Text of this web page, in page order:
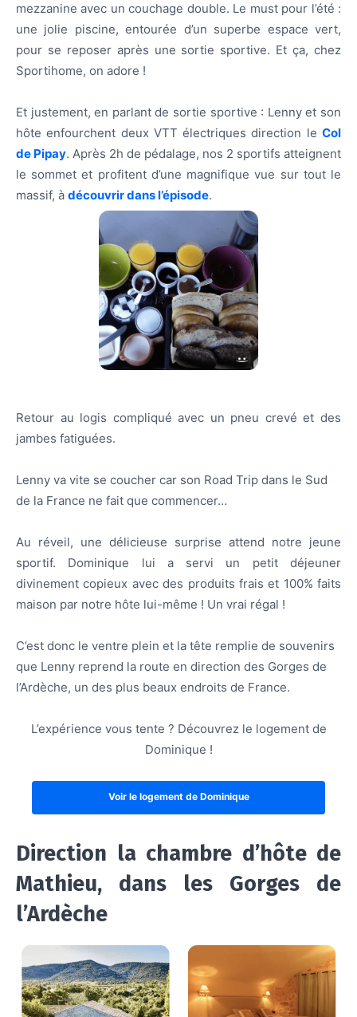
mezzanine avec un couchage double. Le must pour l’été :
une jolie piscine, entourée d’un superbe espace vert,
pour se reposer après une sortie sportive. Et ça, chez
Sportihome, on adore !
Et justement, en parlant de sortie sportive : Lenny et son
hôte enfourchent deux VTT électriques direction le Col
de Pipay. Après 2h de pédalage, nos 2 sportifs atteignent
le sommet et profitent d’une magnifique vue sur tout le
massif, à découvrir dansl’épisode.
Retour au logis compliqué avec un pneu crevé et des
jambes fatiguées.
Lenny va vite se coucher car son Road Trip dans le Sud
de la France ne fait que commencer…
Au réveil, une délicieuse surprise attend notre jeune
sportif. Dominique lui a servi un petit déjeuner
divinement copieux avec des produits frais et 100% faits
maison par notre hôte lui-même ! Un vrai régal !
C’est donc le ventre plein et la tête remplie de souvenirs
que Lenny reprend la route en direction des Gorges de
l’Ardèche, un des plus beaux endroits de France.
L’expérience vous tente ? Découvrez le logement de
Dominique !
Voir le logement de Dominique
Direction la chambre d’hôte de
Mathieu, dans les Gorges de
l’Ardèche